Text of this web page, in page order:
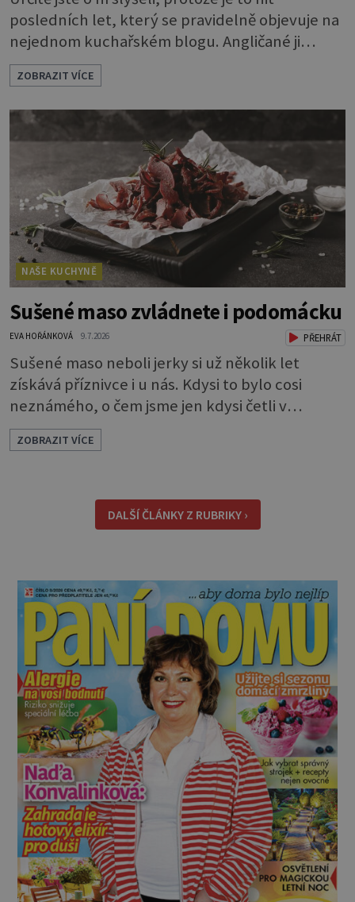
posledních let, který se pravidelně objevuje na
nejednom kuchařském blogu. Angličané ji
nazývají mirror glaze, tedy zrcadlová poleva, a
opravdu se jako zrcadlo blyští. Pokud vás
napadlo, že byste si ji také rádi zkusili, klidně se
do toho dejte. A jaký že zázrak způsobí, že
vytvoříte takový lesk? Vlastně je to jednoduché.
Dort musíte před politím pár
ZOBRAZIT VÍCE
NAŠE KUCHYNĚ
Sušené maso zvládnete i podomácku
EVA HOŘÁNKOVÁ 9.7.2026 PŘEHRÁT
Sušené maso neboli jerky si už několik let
získává příznivce i u nás. Kdysi to bylo cosi
neznámého, o čem jsme jen kdysi četli v
knihách o americkém západě. Dneska si je
můžeme klidně koupit, ale také, což je ještě
během dne a určitě se vám hodí na výletě,
protože v batohu nezabere téměř žádné místo
ZOBRAZIT VÍCE
DALŠÍ ČLÁNKY Z RUBRIKY ›